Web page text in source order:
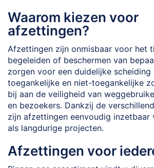
Waarom kiezen voor
afzettingen?
Afzettingen zijn onmisbaar voor het
begeleiden of beschermen van
zorgen voor een duidelijke scheiding
toegankelijke en niet-toegankelijke
bij aan de veiligheid van
en bezoekers. Dankzij de
zijn afzettingen eenvoudig
als langdurige projecten.
Afzettingen voor